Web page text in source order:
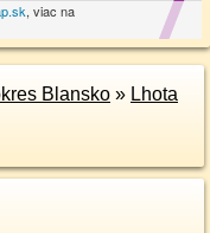
, viac na
Blansko » Lhota